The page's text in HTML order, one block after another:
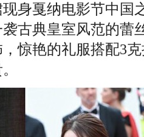
身戛纳电影节中国
古典皇室风范的蕾
惊艳的礼服搭配3